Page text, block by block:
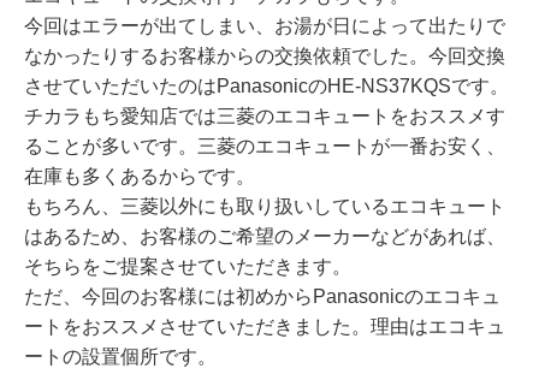
今回はエラーが出てしまい、お湯が日によって出たりで
なかったりするお客様からの交換依頼でした。今回交換
させていただいたのはPanasonicのHE-NS37KQSです。
チカラもち愛知店では三菱のエコキュートをおススメす
ることが多いです。三菱のエコキュートが一番お安く、
在庫も多くあるからです。
もちろん、三菱以外にも取り扱いしているエコキュート
はあるため、お客様のご希望のメーカーなどがあれば、
そちらをご提案させていただきます。
ただ、今回のお客様には初めからPanasonicのエコキュ
ートをおススメさせていただきました。理由はエコキュ
ートの設置個所です。